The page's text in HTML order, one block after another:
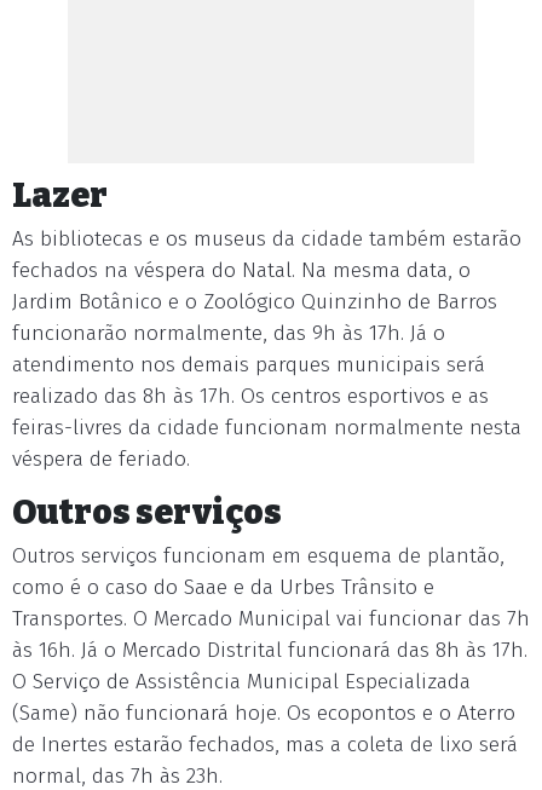
Lazer
As bibliotecas e os museus da cidade também estarão
fechados na véspera do Natal. Na mesma data, o
Jardim Botânico e o Zoológico Quinzinho de Barros
funcionarão normalmente, das 9h às 17h. Já o
atendimento nos demais parques municipais será
realizado das 8h às 17h. Os centros esportivos e as
feiras-livres da cidade funcionam normalmente nesta
véspera de feriado.
Outros serviços
Outros serviços funcionam em esquema de plantão,
como é o caso do Saae e da Urbes Trânsito e
Transportes. O Mercado Municipal vai funcionar das 7h
às 16h. Já o Mercado Distrital funcionará das 8h às 17h.
O Serviço de Assistência Municipal Especializada
(Same) não funcionará hoje. Os ecopontos e o Aterro
de Inertes estarão fechados, mas a coleta de lixo será
normal, das 7h às 23h.